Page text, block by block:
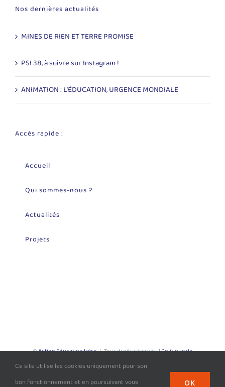
Nos dernières actualités
MINES DE RIEN ET TERRE PROMISE
PSI 38, à suivre sur Instagram !
ANIMATION : L’ÉDUCATION, URGENCE MONDIALE
Accès rapide :
Accueil
Qui sommes-nous ?
Actualités
Projets
©Action Education Isère| Tous droits réservés |Politique de
Confidentialité| Site développé parL'Agence Loupiote
Ce site utilise les cookies uniquement pour son
bon fonctionnement et en poursuivant vous
OK